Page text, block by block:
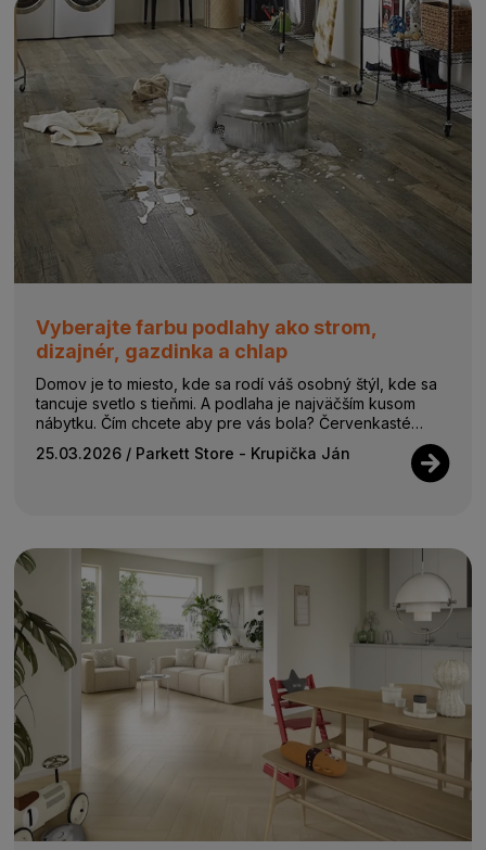
Vyberajte farbu podlahy ako strom,
dizajnér, gazdinka a chlap
Domov je to miesto, kde sa rodí váš osobný štýl, kde sa
tancuje svetlo s tieňmi. A podlaha je najväčším kusom
nábytku. Čím chcete aby pre vás bola? Červenkasté
25.03.2026 / Parkett Store - Krupička Ján